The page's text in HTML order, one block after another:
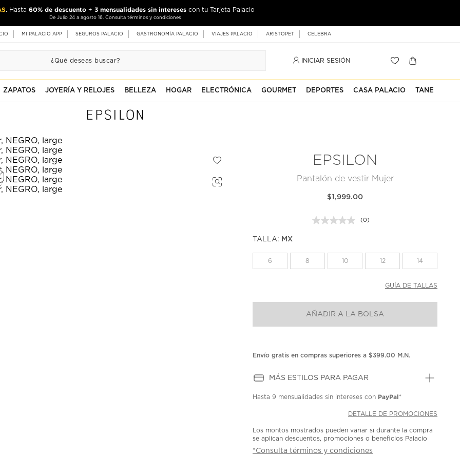
. Hasta 60% de descuento + 3 mensualidades sin intereses con tu Tarjeta Palacio
De Julio 24 a agosto 16. Consulta términos y condiciones
MI PALACIO APP SEGUROS PALACIO GASTRONOMÍA PALACIO VIAJES PALACIO ARISTOPET CELEBRA
INICIAR SESIÓN
ZAPATOS JOYERÍA Y RELOJES BELLEZA HOGAR ELECTRÓNICA GOURMET DEPORTES CASA PALACIO TANE
EPSILON
Pantalón de vestir Mujer
$1,999.00
Sin
misma
(0)
TALLA: MX
6 8 10 12 14
GUÍA DE TALLAS
AÑADIR A LA BOLSA
Envío gratis en compras superiores a $399.00 M.N.
MÁS ESTILOS PARA PAGAR
Hasta9 mensualidades sin intereses con PayPal*
DETALLE DE PROMOCIONES
Los montos mostrados pueden variar si durante la compra
se aplican descuentos, promociones o beneficios Palacio
*Consulta términos y condiciones